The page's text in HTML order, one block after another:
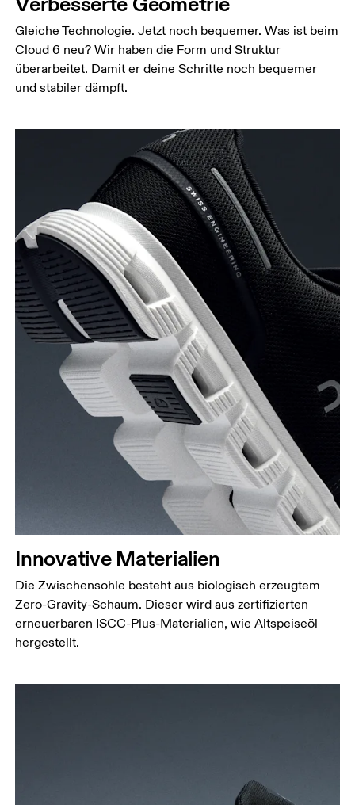
Gleiche Technologie. Jetzt noch bequemer. Was ist beim
Cloud 6 neu? Wir haben die Form und Struktur
überarbeitet. Damit er deine Schritte noch bequemer
und stabiler dämpft.
Innovative Materialien
Die Zwischensohle besteht aus biologisch erzeugtem
Zero-Gravity-Schaum. Dieser wird aus zertifizierten
erneuerbaren ISCC-Plus-Materialien, wie Altspeiseöl
hergestellt.